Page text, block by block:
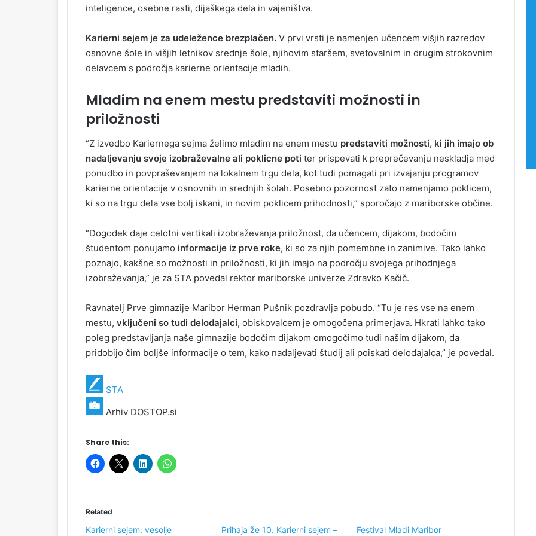
inteligence, osebne rasti, dijaškega dela in vajeništva.
Karierni sejem je za udeležence brezplačen. V prvi vrsti je namenjen učencem višjih razredov
osnovne šole in višjih letnikov srednje šole, njihovim staršem, svetovalnim in drugim strokovnim
delavcem s področja karierne orientacije mladih.
Mladim na enem mestu predstaviti možnosti in
priložnosti
“Z izvedbo Kariernega sejma želimo mladim na enem mestu predstaviti možnosti, ki jih imajo ob
nadaljevanju svoje izobraževalne ali poklicne poti ter prispevati k preprečevanju neskladja med
ponudbo in povpraševanjem na lokalnem trgu dela, kot tudi pomagati pri izvajanju programov
karierne orientacije v osnovnih in srednjih šolah. Posebno pozornost zato namenjamo poklicem,
ki so na trgu dela vse bolj iskani, in novim poklicem prihodnosti,” sporočajo z mariborske občine.
“Dogodek daje celotni vertikali izobraževanja priložnost, da učencem, dijakom, bodočim
študentom ponujamo informacije iz prve roke, ki so za njih pomembne in zanimive. Tako lahko
poznajo, kakšne so možnosti in priložnosti, ki jih imajo na področju svojega prihodnjega
izobraževanja,” je za STA povedal rektor mariborske univerze Zdravko Kačič.
Ravnatelj Prve gimnazije Maribor Herman Pušnik pozdravlja pobudo. “Tu je res vse na enem
mestu, vključeni so tudi delodajalci, obiskovalcem je omogočena primerjava. Hkrati lahko tako
poleg predstavljanja naše gimnazije bodočim dijakom omogočimo tudi našim dijakom, da
pridobijo čim boljše informacije o tem, kako nadaljevati študij ali poiskati delodajalca,” je povedal.
STA
Arhiv DOSTOP.si
Share this:
Related
Karierni sejem: vesolje
Prihaja že 10. Karierni sejem –
Festival Mladi Maribor